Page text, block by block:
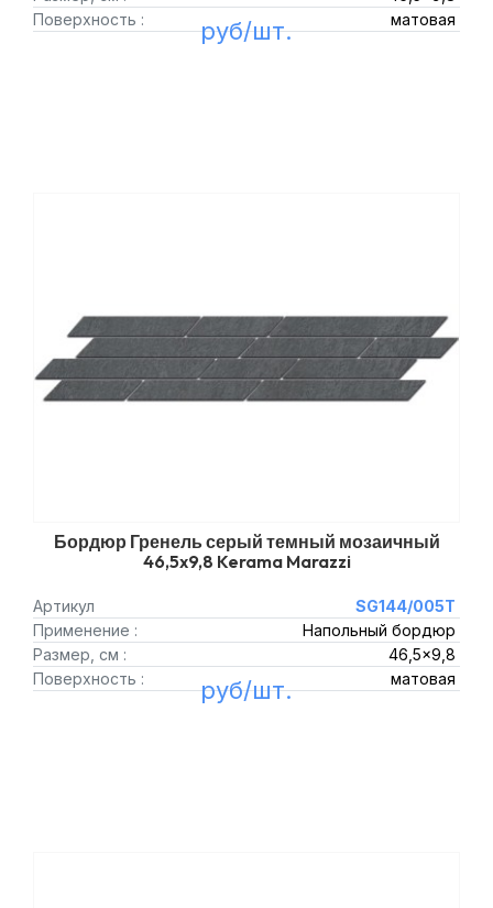
Поверхность :
матовая
руб/шт.
Бордюр Гренель серый темный мозаичный
46,5x9,8 Kerama Marazzi
Артикул
SG144/005T
Применение :
Напольный бордюр
Размер, см :
46,5x9,8
Поверхность :
матовая
руб/шт.